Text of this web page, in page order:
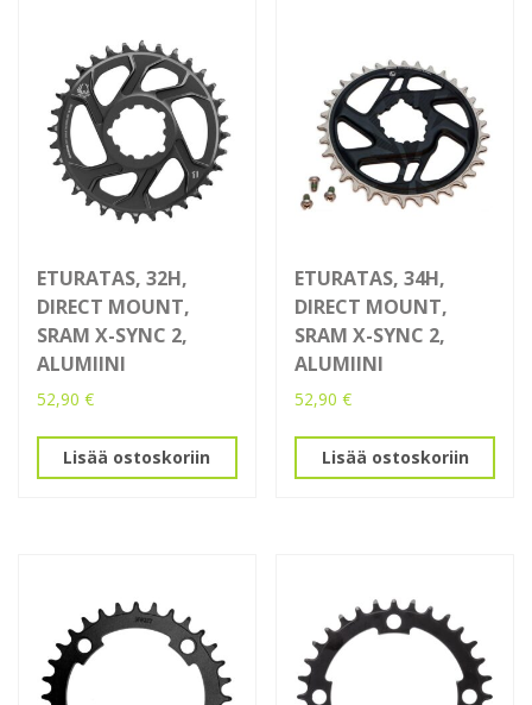
ETURATAS, 32H,
DIRECT MOUNT,
SRAM X-SYNC 2,
ALUMIINI
52,90 €
Lisää ostoskoriin
ETURATAS, 34H,
DIRECT MOUNT,
SRAM X-SYNC 2,
ALUMIINI
52,90€
Lisää ostoskoriin